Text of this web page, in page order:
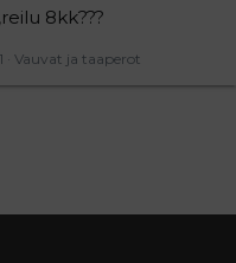
8kk???
Vauvat ja taaperot